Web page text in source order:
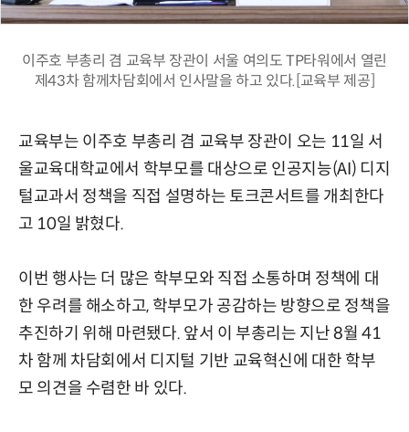
이주호 부총리 겸 교육부 장관이 서울 여의도 TP타워에서 열린
제43차 함께차담회에서 인사말을 하고 있다.[교육부 제공]
교육부는 이주호 부총리 겸 교육부 장관이 오는 11일 서
울교육대학교에서 학부모를 대상으로 인공지능(AI) 디지
털교과서 정책을 직접 설명하는 토크콘서트를 개최한다
고 10일 밝혔다.
이번 행사는 더 많은 학부모와 직접 소통하며 정책에 대
한 우려를 해소하고, 학부모가 공감하는 방향으로 정책을
추진하기 위해 마련됐다. 앞서 이 부총리는 지난 8월 41
차 함께 차담회에서 디지털 기반 교육혁신에 대한 학부
모 의견을 수렴한 바 있다.